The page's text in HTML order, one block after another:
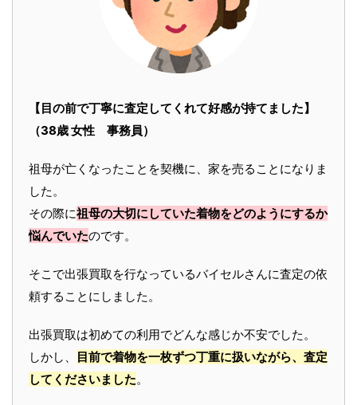
【目の前で丁寧に査定してくれて好感が持てました】
（38歳 女性 事務員）
祖母が亡くなったことを契機に、家を売ることになりま
した。
その際に祖母の大切にしていた着物をどのようにするか
悩んでいたのです。
そこで出張買取を行なっているバイセルさんに査定の依
頼することにしました。
出張買取は初めての利用でどんな感じか不安でした。
しかし、
目前で着物を一枚ずつ丁重に扱いながら、査定
してくださいました。